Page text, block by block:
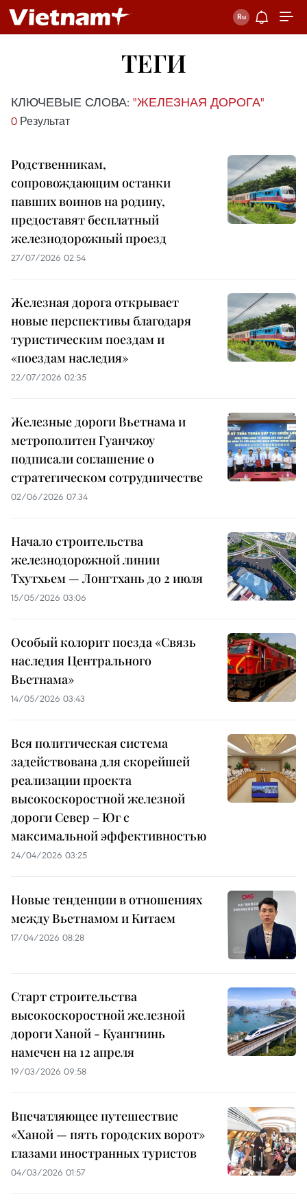
ТЕГИ
КЛЮЧЕВЫЕ СЛОВА: "ЖЕЛЕЗНАЯ ДОРОГА"
0 Результат
Родственникам,
сопровождающим останки
павших воинов на родину,
предоставят бесплатный
железнодорожный проезд
27/07/2026 02:54
Железная дорога открывает
новые перспективы благодаря
туристическим поездам и
«поездам наследия»
22/07/2026 02:35
Железные дороги Вьетнама и
метрополитен Гуанчжоу
подписали соглашение о
стратегическом сотрудничестве
02/06/2026 07:34
Начало строительства
железнодорожной линии
Тхутхьем — Лонгтхань до 2 июля
15/05/2026 03:06
Особый колорит поезда «Связь
наследия Центрального
Вьетнама»
14/05/2026 03:43
Вся политическая система
задействована для скорейшей
реализации проекта
высокоскоростной железной
дороги Север – Юг с
максимальной эффективностью
24/04/2026 03:25
Новые тенденции в отношениях
между Вьетнамом и Китаем
17/04/2026 08:28
Старт строительства
высокоскоростной железной
дороги Ханой - Куангнинь
намечен на 12 апреля
19/03/2026 09:58
Впечатляющее путешествие
«Ханой — пять городских ворот»
глазами иностранных туристов
04/03/2026 01:57